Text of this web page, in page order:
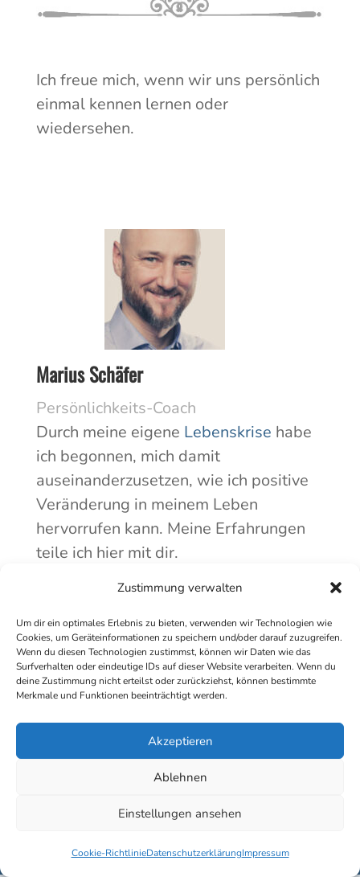
Zustimmung verwalten
Um dir ein optimales Erlebnis zu bieten, verwenden wir Technologien wie
Cookies, um Geräteinformationen zu speichern und/oder darauf zuzugreifen.
Wenn du diesen Technologien zustimmst, können wir Daten wie das
Surfverhalten oder eindeutige IDs auf dieser Website verarbeiten. Wenn du
deine Zustimmung nicht erteilst oder zurückziehst, können bestimmte
Merkmale und Funktionen beeinträchtigt werden.
Akzeptieren
Ablehnen
Einstellungen ansehen
Cookie-RichtlinieDatenschutzerklärungImpressum
Ich freue mich, wenn wir uns persönlich
einmal kennen lernen oder
wiedersehen.
Marius Schäfer
Persönlichkeits-Coach
Durch meine eigene Lebenskrise habe
ich begonnen, mich damit
auseinanderzusetzen, wie ich positive
Veränderung in meinem Leben
hervorrufen kann. Meine Erfahrungen
teile ich hier mit dir.
Copyright © 2025 Marius Schäfer | Gesundheitsförderung